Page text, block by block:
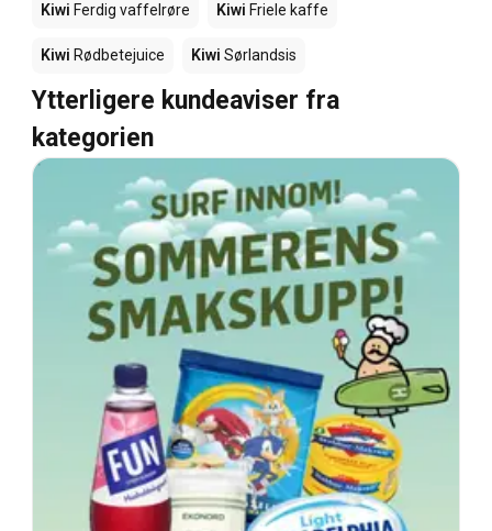
Kiwi Ferdig vaffelrøre Kiwi Friele kaffe
Kiwi Rødbetejuice Kiwi Sørlandsis
Ytterligere kundeaviser fra
kategorien